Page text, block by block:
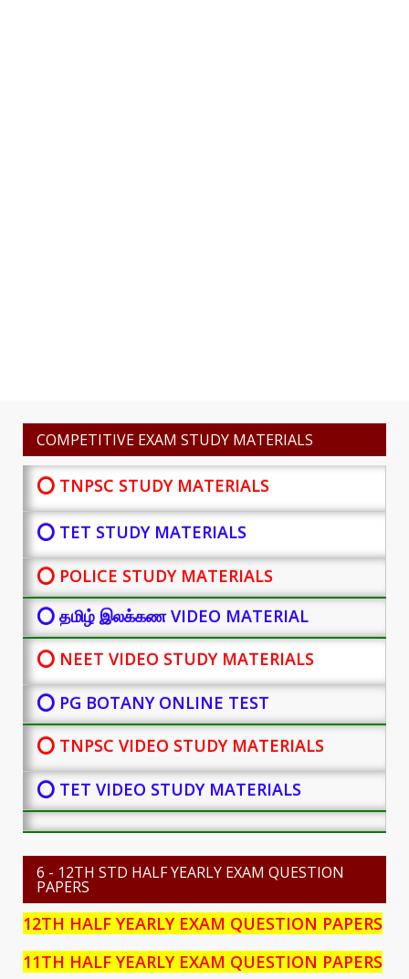
COMPETITIVE EXAM STUDY MATERIALS
⭕ TNPSC STUDY MATERIALS
⭕ TET STUDY MATERIALS
⭕ POLICE STUDY MATERIALS
⭕ தமிழ் இலக்கண VIDEO MATERIAL
⭕ NEET VIDEO STUDY MATERIALS
⭕ PG BOTANYONLINE TEST
⭕ TNPSC VIDEO STUDY MATERIALS
⭕ TET VIDEO STUDY MATERIALS
6 - 12TH STD HALF YEARLY EXAM QUESTION
PAPERS
12TH HALF YEARLY EXAM QUESTION PAPERS
11TH HALF YEARLY EXAM QUESTION PAPERS